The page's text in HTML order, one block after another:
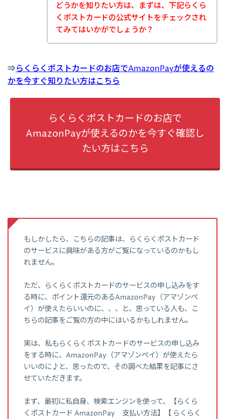
どうかを知りたい方は、まずは、下記らくら
くポストカードの公式サイトをチェックされ
てみてはいかがでしょうか？
⇒らくらくポストカードのお店でAmazonPayが使えるの
かを今すぐ知りたい方はこちら
らくらくポストカードのお店で
AmazonPayが使えるのかを今すぐ確認し
たい方はこちら
もしかしたら、こちらの記事は、らくらくポストカード
のサービスに興味がある方がご覧になっているのかもし
れません。
ただ、らくらくポストカードのサービスの申し込みをす
る時に、ポイント還元のあるAmazonPay（アマゾンペ
イ）が使えたらいいのに、、、と、思っている人も、こ
ちらの記事をご覧の方の中にはいるかもしれません。
実は、私もらくらくポストカードのサービスの申し込み
をする時に、AmazonPay（アマゾンペイ）が使えたら
いいのに♪と、思ったので、その調べた結果を記事にさ
せていただきます。
まず、最初に私自身、検索エンジンを使って、【らくら
くポストカード AmazonPay 支払い方法】【 らくらく